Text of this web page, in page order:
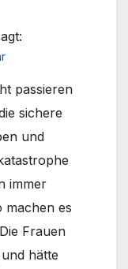
passieren
sichere
und
immer
machen es
Frauen
hätte